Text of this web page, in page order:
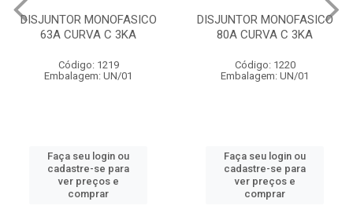
DISJUNTOR MONOFASICO
80A CURVA C 3KA
Código: 1220
Embalagem: UN/01
Faça seu login ou
cadastre-se para
ver preços e
comprar
DISJUNTOR MONOFASICO
40A CURVA C 3KA
Código: 1252
Embalagem: UN/01
Faça seu login ou
cadastre-se para
ver preços e
comprar